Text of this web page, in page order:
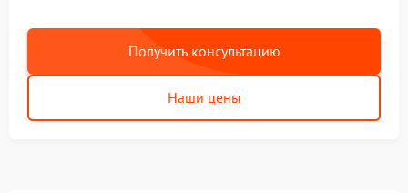
Получить консультацию
Наши цены